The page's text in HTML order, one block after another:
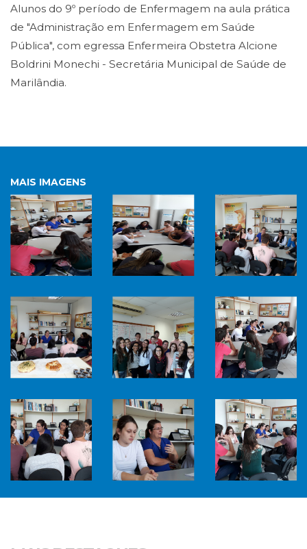
Alunos do 9º período de Enfermagem na aula prática
de "Administração em Enfermagem em Saúde
Pública", com egressa Enfermeira Obstetra Alcione
Boldrini Monechi - Secretária Municipal de Saúde de
Marilândia.
MAIS IMAGENS